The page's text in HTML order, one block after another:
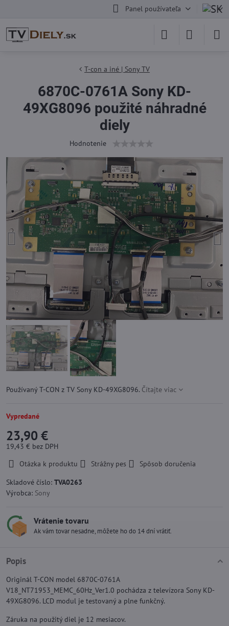
Panel používateľa
T-con a iné | Sony TV
6870C-0761A Sony KD-
49XG8096 použité náhradné
diely
Hodnotenie
Používaný T-CON z TV Sony KD-49XG8096. Čítajte viac
Vypredané
23,90 €
19,43 € bez DPH
Otázka k produktu
Strážny pes
Spôsob doručenia
Skladové číslo: TVA0263
Výrobca: Sony
Vrátenie tovaru
Ak vám tovar nesadne, môžete ho do 14 dní vrátiť.
Popis
Originál T-CON model 6870C-0761A
V18_NT71953_MEMC_60Hz_Ver1.0 pochádza z televízora Sony KD-
49XG8096. LCD modul je testovaný a plne funkčný.
Záruka na použitý diel je 12 mesiacov.